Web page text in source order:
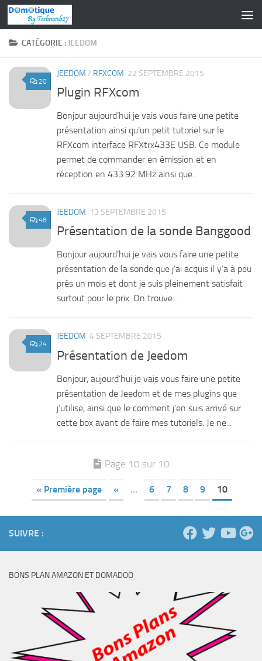
Skip to content
CATÉGORIE : JEEDOM
20
JEEDOM / RFXCOM 22 SEPTEMBRE 2015
Plugin RFXcom
Bonjour aujourd’hui je vais vous faire une petite
présentation ainsi qu’un petit tutoriel sur le
RFXcom interface RFXtrx433E USB. Ce module
permet de commander en émission et en
réception en 433.92 MHz ainsi que...
48
JEEDOM 13 SEPTEMBRE 2015
Présentation de la sonde Banggood
Bonjour aujourd’hui je vais vous faire une petite
présentation de la sonde que j’ai acquis il y’a à peu
près un mois et dont je suis pleinement satisfait
surtout pour le prix. On trouve...
24
JEEDOM 4 SEPTEMBRE 2015
Présentation de Jeedom
Bonjour, aujourd’hui je vais vous faire une petite
présentation de Jeedom et de mes plugins que
j’utilise, ainsi que le comment j’en suis arrivé sur
cette box avant de faire mes tutoriels. Je ne...
Page 10 sur 10
« Première page « … 6 7 8 9 10
SUIVRE :
BONS PLAN AMAZON ET DOMADOO